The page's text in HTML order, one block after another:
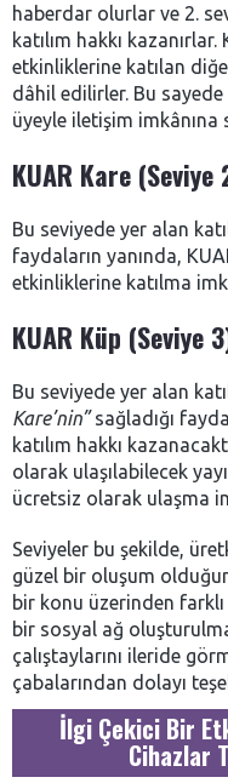
haberdar olurlar ve 2.
katılım hakkı kazanırlar.
etkinliklerine katılan
dâhil edilirler. Bu
üyeyle iletişim imkânına
KUAR Kare (Seviye
Bu seviyede yer alan
faydaların yanında,
etkinliklerine katılma
KUAR Küp (Seviye
Bu seviyede yer alan
Kare’nin”sağladığı
katılım hakkı
olarak ulaşılabilecek
ücretsiz olarak ulaşma
Seviyeler bu şekilde,
güzel bir oluşum
bir konu üzerinden
bir sosyal ağ
çalıştaylarını ileride
çabalarından dolayı
İlgi Çekici Bir
Cihazlar